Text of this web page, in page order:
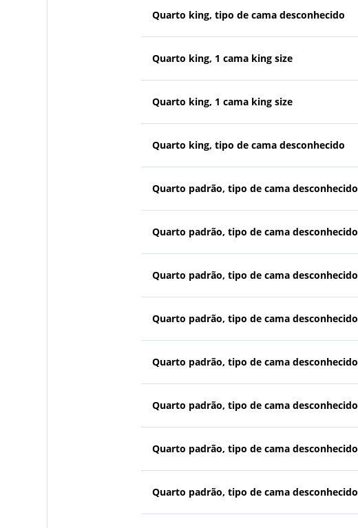
Quarto king, tipo de cama desconhecido
Quarto king, 1 cama king size
Quarto king, 1 cama king size
Quarto king, tipo de cama desconhecido
Quarto padrão, tipo de cama desconhecido
Quarto padrão, tipo de cama desconhecido
Quarto padrão, tipo de cama desconhecido
Quarto padrão, tipo de cama desconhecido
Quarto padrão, tipo de cama desconhecido
Quarto padrão, tipo de cama desconhecido
Quarto padrão, tipo de cama desconhecido
Quarto padrão, tipo de cama desconhecido